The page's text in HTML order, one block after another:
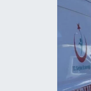
Burç Yorumları